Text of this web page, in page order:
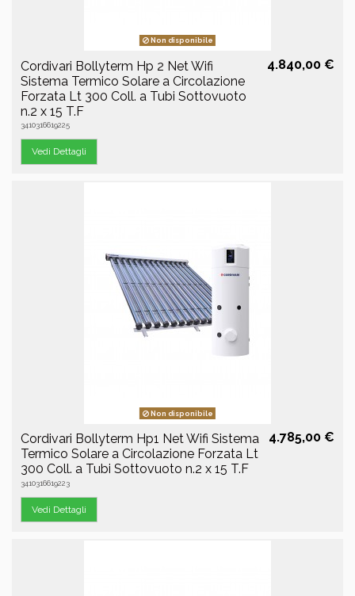
Non disponibile
Cordivari Bollyterm Hp 2 Net Wifi
Sistema Termico Solare a Circolazione
Forzata Lt 300 Coll. a Tubi Sottovuoto
n.2 x 15 T.F
3410316619225
4.840,00 €
Vedi Dettagli
Non disponibile
Cordivari Bollyterm Hp1 Net Wifi Sistema
Termico Solare a Circolazione Forzata Lt
300 Coll. a Tubi Sottovuoto n.2 x 15 T.F
3410316619223
4.785,00 €
Vedi Dettagli